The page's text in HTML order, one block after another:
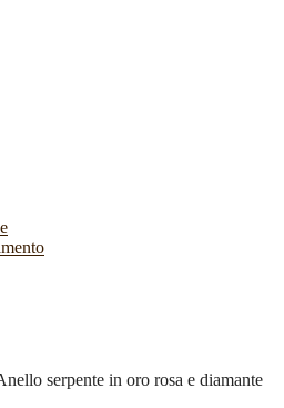
serpente in oro rosa e diamante